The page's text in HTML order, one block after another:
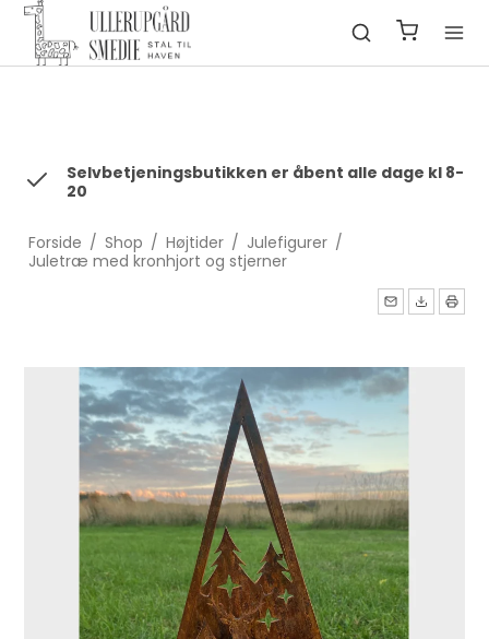
fbq('init', '1322550991547406', { em: 'email@email.com', //
Values will be hashed automatically by the pixel using SHA-256
ph: '1234567890', ... });
Selvbetjeningsbutikken er åbent alle dage kl 8-
20
Forside / Shop / Højtider / Julefigurer /
Juletræ med kronhjort og stjerner